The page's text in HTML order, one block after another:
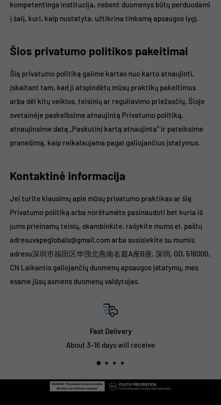
kompetentinga institucija, nebent duomenys būtų perduodami
į šalį, kuri, kaip nustatyta, užtikrina tinkamą apsaugos lygį.
Šios privatumo politikos pakeitimai
Šią privatumo politiką galime kartas nuo karto atnaujinti,
įskaitant tam, kad ji atspindėtų mūsų praktikų pakeitimus
arba dėl kitų veiklos, teisinių ar reguliavimo priežasčių. Šioje
svetainėje paskelbsime atnaujintą Privatumo politiką,
atnaujinsime datą „Paskutinį kartą atnaujinta“ ir pateiksime
pranešimą, kaip reikalaujama pagal galiojančius įstatymus.
Kontaktinė informacija
Jei turite klausimų apie mūsų privatumo praktikas ar šią
Privatumo politiką arba norėtumėte pasinaudoti bet kuria iš
jums prieinamų teisių, skambinkite, rašykite mums el. paštu
adresuvapeglobals@gmail.com arba susisiekite su mumis
adresu深圳市福田区华强北燕南名庭A座B座, 深圳, GD, 518000,
CN Laikantis galiojančių duomenų apsaugos įstatymų, mes
esame jūsų asmens duomenų valdytojas.
Fast Delivery
About 3-16 days will receive